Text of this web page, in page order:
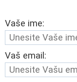
Vaše ime:
Vaš email: